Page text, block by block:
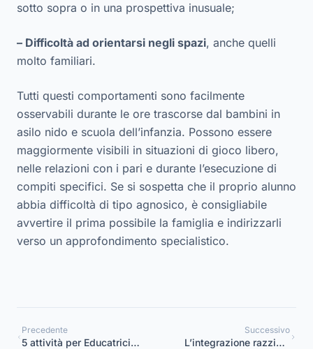
sotto sopra o in una prospettiva inusuale;
– Difficoltà ad orientarsi negli spazi, anche quelli
molto familiari.
Tutti questi comportamenti sono facilmente
osservabili durante le ore trascorse dal bambini in
asilo nido e scuola dell’infanzia. Possono essere
maggiormente visibili in situazioni di gioco libero,
nelle relazioni con i pari e durante l’esecuzione di
compiti specifici. Se si sospetta che il proprio alunno
abbia difficoltà di tipo agnosico, è consigliabile
avvertire il prima possibile la famiglia e indirizzarli
verso un approfondimento specialistico.
Precedente
5 attività per Educatrici
Successivo
L’integrazione razziale